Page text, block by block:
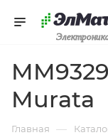
Murata
Главная —